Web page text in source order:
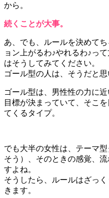
から。
続くことが大事。
あ、でも、ルールを決めて
ョン上がるわ♪やれるわ♪っ
はそうしてみてください。
ゴール型の人は、そうだと思
ゴール型は、男性性の力に近
目標が決まっていて、そこ
てくるタイプ。
でも大半の女性は、テーマ
そう）、そのときの感覚、
すよね。
そうしたら、ルールはざっ
きます。